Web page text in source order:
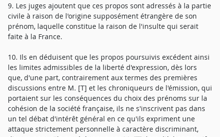
9. Les juges ajoutent que ces propos sont adressés à la partie
civile à raison de l'origine supposément étrangère de son
prénom, laquelle constitue la raison de l'insulte qui serait
faite à la France.
10. Ils en déduisent que les propos poursuivis excédent ainsi
les limites admissibles de la liberté d'expression, dès lors
que, d'une part, contrairement aux termes des premières
discussions entre M. [T] et les chroniqueurs de l'émission, qui
portaient sur les conséquences du choix des prénoms sur la
cohésion de la société française, ils ne s'inscrivent pas dans
un tel débat d'intérêt général en ce qu'ils expriment une
attaque strictement personnelle à caractère discriminant,